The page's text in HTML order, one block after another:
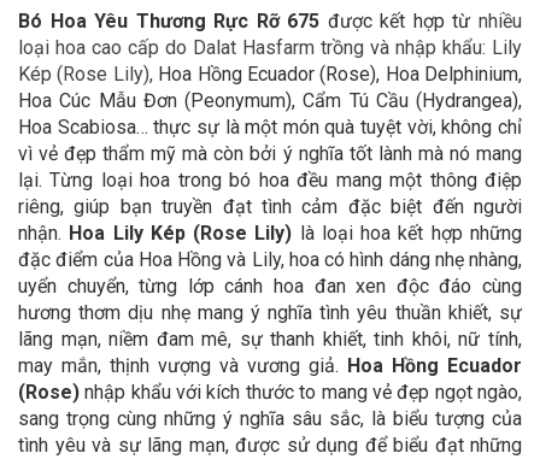
Bó Hoa Yêu Thương Rực Rỡ 675 được kết hợp từnhiều
loại hoa cao cấp do Dalat Hasfarm trồng và nhập khẩu: Lily
Kép (Rose Lily), Hoa Hồng Ecuador (Rose), Hoa Delphinium,
Hoa Cúc Mẫu Đơn (Peonymum), Cẩm Tú Cầu (Hydrangea),
Hoa Scabiosa… thực sự là một món quà tuyệt vời, không chỉ
vì vẻ đẹp thẩm mỹ mà còn bởi ý nghĩa tốt lành mà nó mang
lại. Từng loại hoa trong bó hoa đều mang một thông điệp
riêng, giúp bạn truyền đạt tình cảm đặc biệt đến người
nhận. Hoa Lily Kép (Rose Lily) là loại hoa kết hợp những
đặc điểm của Hoa Hồng và Lily, hoa có hình dáng nhẹ nhàng,
uyển chuyển, từng lớp cánh hoa đan xen độc đáo cùng
hương thơm dịu nhẹ mang ý nghĩa tình yêu thuần khiết, sự
lãng mạn, niềm đam mê, sự thanh khiết, tinh khôi, nữ tính,
may mắn, thịnh vượng và vương giả. Hoa Hồng Ecuador
(Rose) nhập khẩu với kích thước to mang vẻ đẹp ngọt ngào,
sang trọng cùng những ý nghĩa sâu sắc, là biểu tượng của
tình yêu và sự lãng mạn, được sử dụng để biểu đạt những